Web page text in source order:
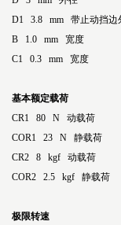
D1 3.8 mm 带止动挡边
B 1.0 mm 宽度
C1 0.3 mm 宽度
基本额定载荷
CR1 80 N 动载荷
COR1 23 N 静载荷
CR2 8 kgf 动载荷
COR2 2.5 kgf 静载荷
极限转速